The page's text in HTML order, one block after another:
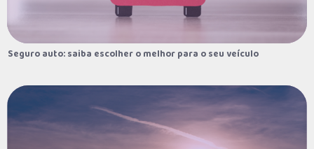
Seguro auto: saiba escolher o melhor para o seu veículo
Seguro auto: saiba escolher o melhor para o seu veículo